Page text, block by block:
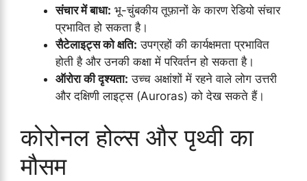
संचार में बाधा: भू-चुंबकीय तूफ़ानों के कारण रेडियो संचार
प्रभावित हो सकता है।
सैटेलाइट्स को क्षति: उपग्रहों की कार्यक्षमता प्रभावित
होती है और उनकी कक्षा में परिवर्तन हो सकता है।
ऑरोरा की दृश्यता: उच्च अक्षांशों में रहने वाले लोग उत्तरी
और दक्षिणी लाइट्स (Auroras) को देख सकते हैं।
कोरोनल होल्स और पृथ्वी का
मौसम